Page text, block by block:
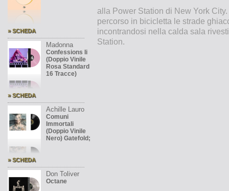
» SCHEDA
Madonna
Confessions Ii
(Doppio Vinile
Rosa Standard
16 Tracce)
» SCHEDA
Achille Lauro
Comuni
Immortali
(Doppio Vinile
Nero) Gatefold;
» SCHEDA
Don Toliver
Octane
alla Power Station di New York
percorso in bicicletta le strade
incontrandosi nella calda sala
Station.